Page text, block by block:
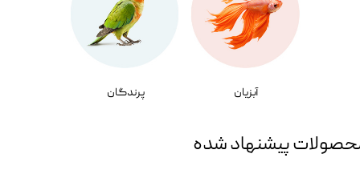
آبزیان پرندگان
پیشنهاد شده